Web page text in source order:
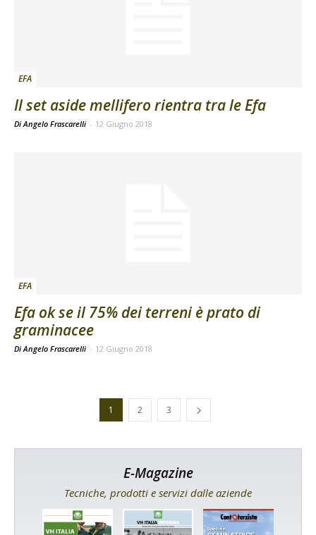
EFA
Il set aside mellifero rientra tra le Efa
Di Angelo Frascarelli - 12 Giugno 2018
EFA
Efa ok se il 75% dei terreni è prato di
graminacee
Di Angelo Frascarelli - 12 Giugno 2018
1 2 3
E-Magazine
Tecniche, prodotti e servizi dalle aziende